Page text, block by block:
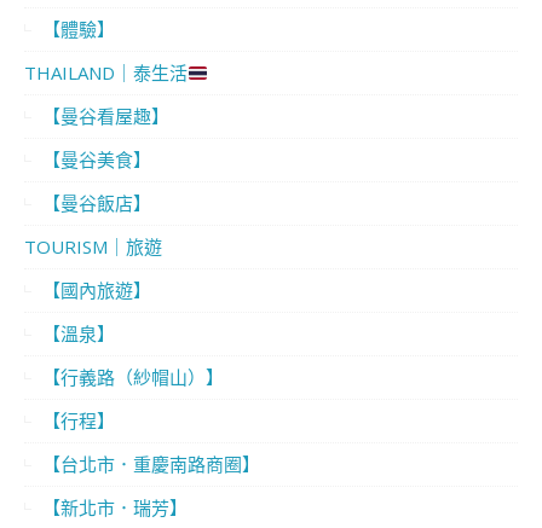
【體驗】
THAILAND｜泰生活
【曼谷看屋趣】
【曼谷美食】
【曼谷飯店】
TOURISM｜旅遊
【國內旅遊】
【溫泉】
【行義路（紗帽山）】
【行程】
【台北市．重慶南路商圈】
【新北市．瑞芳】